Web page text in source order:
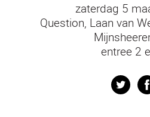
zaterdag 5
Question, Laan van
entree 2